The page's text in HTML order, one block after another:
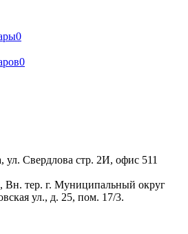
0
0
ул. Свердлова стр. 2И, офис 511
Вн. тер. г. Муниципальный округ
ул., д. 25, пом. 17/3.